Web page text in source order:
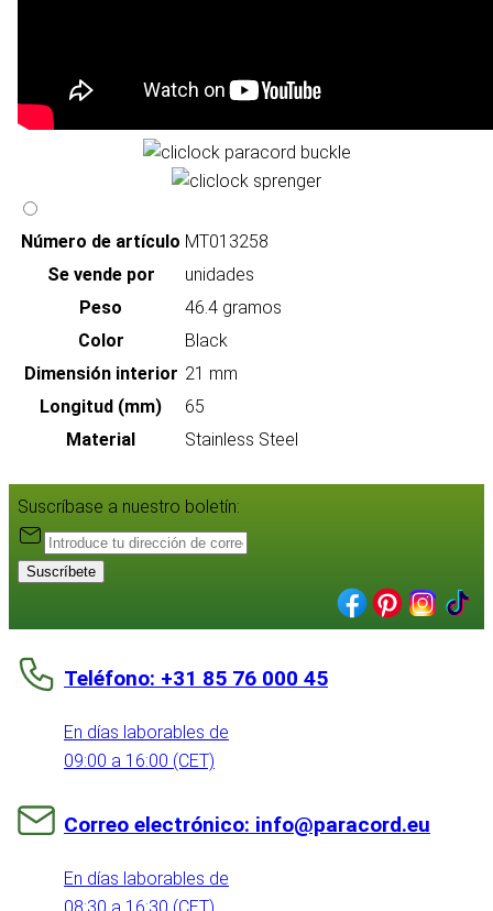
Número de artículo MT013258
Se vende por
unidades
Peso
46.4 gramos
Color
Black
Dimensión interior 21 mm
Longitud (mm)
65
Material
Stainless Steel
Suscríbase a nuestro boletín:
Suscríbete
Teléfono: +31 85 76 000 45
En días laborables de
09:00 a 16:00 (CET)
Correo electrónico: info@paracord.eu
En días laborables de